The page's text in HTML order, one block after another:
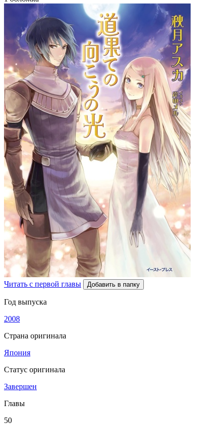
Читать с первой главы Добавить в папку
Год выпуска
2008
Страна оригинала
Япония
Статус оригинала
Завершен
Главы
50